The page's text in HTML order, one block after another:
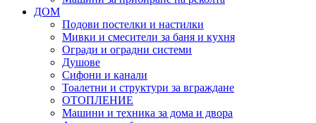
ДОМ
Подови постелки и настилки
Мивки и смесители за баня и кухня
Огради и оградни системи
Душове
Сифони и канали
Тоалетни и структури за вграждане
ОТОПЛЕНИЕ
Машини и техника за дома и двора